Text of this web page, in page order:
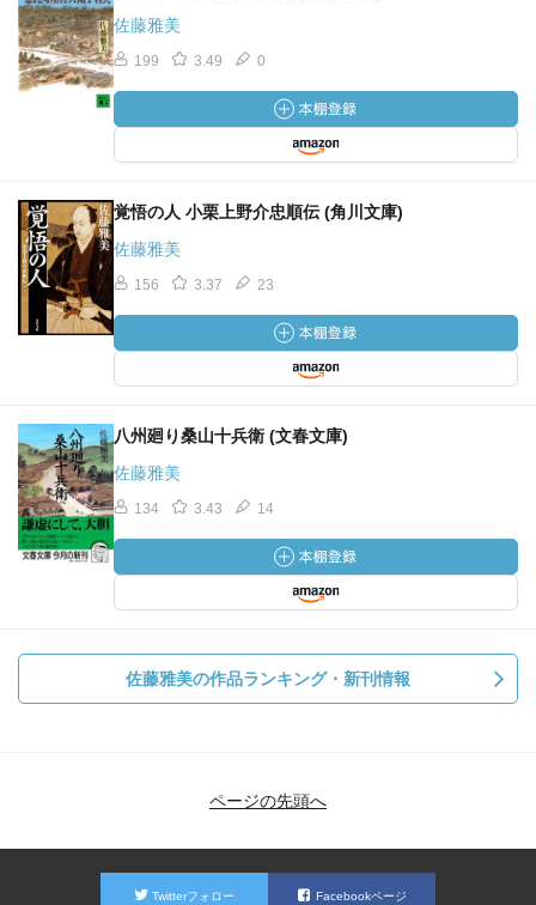
佐藤雅美
199 3.49 0
覚悟の人 小栗上野介忠順伝 (角川文庫)
佐藤雅美
156 3.37 23
八州廻り桑山十兵衛 (文春文庫)
佐藤雅美
134 3.43 14
佐藤雅美の作品ランキング・新刊情報
ページの先頭へ
Twitterフォロー Facebookページ